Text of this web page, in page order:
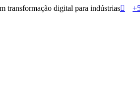
transformação digital para indústrias